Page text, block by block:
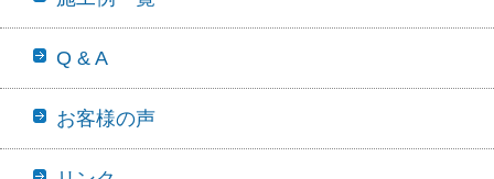
Q & A
お客様の声